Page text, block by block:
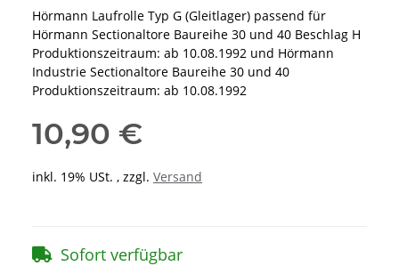
Hörmann Laufrolle Typ G (Gleitlager) passend für
Hörmann Sectionaltore Baureihe 30 und 40 Beschlag H
Produktionszeitraum: ab 10.08.1992 und Hörmann
Industrie Sectionaltore Baureihe 30 und 40
Produktionszeitraum: ab 10.08.1992
10,90 €
inkl. 19% USt. , zzgl. Versand
Sofort verfügbar